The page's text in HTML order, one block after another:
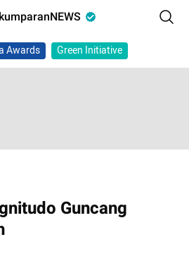
kumparanNEWS
Awards Green Initiative
Guncang